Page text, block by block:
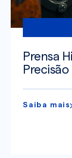
Prensa
Precisão
Saiba mais